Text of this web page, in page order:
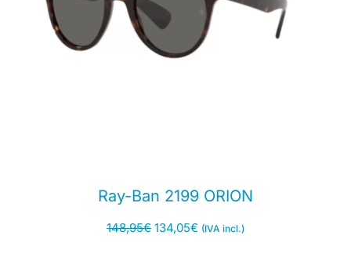
Ray-Ban 2199 ORION
148,95€ 134,05€ (IVA incl.)